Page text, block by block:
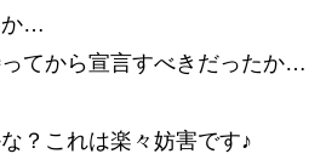
か…
てから宣言すべきだったか…
？これは楽々妨害です♪